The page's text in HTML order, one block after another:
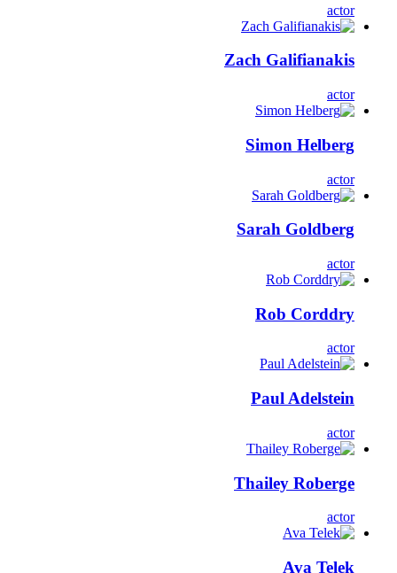
actor
Zach Galifianakis
actor
Simon Helberg
actor
Sarah Goldberg
actor
Rob Corddry
actor
Paul Adelstein
actor
Thailey Roberge
actor
Ava Telek